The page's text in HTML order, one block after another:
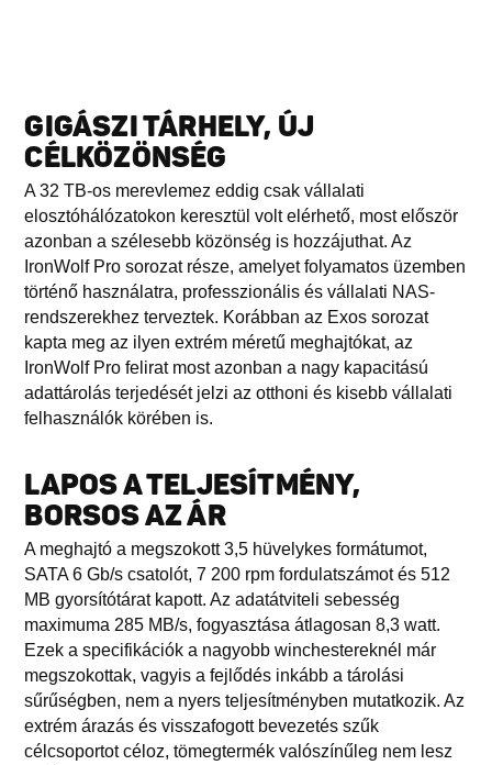
GIGÁSZI TÁRHELY, ÚJ
CÉLKÖZÖNSÉG
A 32 TB-os merevlemez eddig csak vállalati
elosztóhálózatokon keresztül volt elérhető, most először
azonban a szélesebb közönség is hozzájuthat. Az
IronWolf Pro sorozat része, amelyet folyamatos üzemben
történő használatra, professzionális és vállalati NAS-
rendszerekhez terveztek. Korábban az Exos sorozat
kapta meg az ilyen extrém méretű meghajtókat, az
IronWolf Pro felirat most azonban a nagy kapacitású
adattárolás terjedését jelzi az otthoni és kisebb vállalati
felhasználók körében is.
LAPOS A TELJESÍTMÉNY,
BORSOS AZ ÁR
A meghajtó a megszokott 3,5 hüvelykes formátumot,
SATA 6 Gb/s csatolót, 7 200 rpm fordulatszámot és 512
MB gyorsítótárat kapott. Az adatátviteli sebesség
maximuma 285 MB/s, fogyasztása átlagosan 8,3 watt.
Ezek a specifikációk a nagyobb winchestereknél már
megszokottak, vagyis a fejlődés inkább a tárolási
sűrűségben, nem a nyers teljesítményben mutatkozik. Az
extrém árazás és visszafogott bevezetés szűk
célcsoportot céloz, tömegtermék valószínűleg nem lesz